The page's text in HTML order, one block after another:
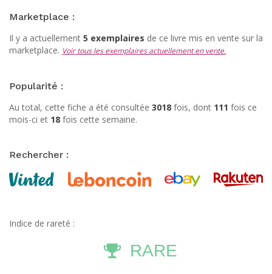
Marketplace :
Il y a actuellement 5 exemplaires de ce livre mis en vente sur la
marketplace. Voir tous les exemplaires actuellement en vente.
Popularité :
Au total, cette fiche a été consultée 3018 fois, dont 111 fois ce
mois-ci et 18 fois cette semaine.
Rechercher :
Indice de rareté :
RARE